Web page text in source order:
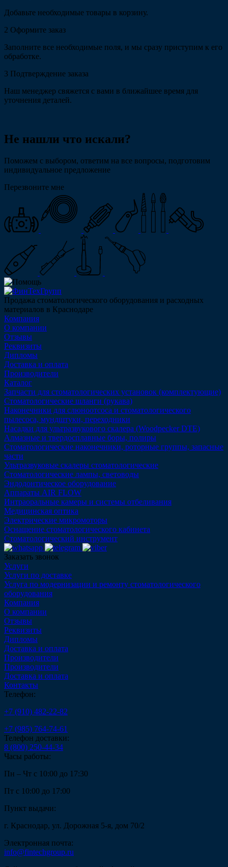
Добавьте необходимые товары в корзину.
2 Оформите заказ
Заполните все необходимые поля, и мы сразу приступим к его
обработке.
3 Подтверждение заказа
Наш менеджер свяжется с вами в ближайшее время для
уточнения деталей.
Не нашли что искали?
Поможем с выбором, ответим на все вопросы, подготовим
индивидуальное предложение
Перезвоните мне
Продажа стоматологического оборудования и расходных
материалов в Краснодаре
Компания
О компании
Отзывы
Реквизиты
Дипломы
Доставка и оплата
Производители
Каталог
Запчасти для стоматологических установок (комплектующие)
Стоматологические шланги (рукава)
Наконечники для слюноотсоса и стоматологического
пылесоса, мундштуки, переходники
Насадки для ультразвукового скалера (Woodpecker DTE)
Алмазные и твердосплавные боры, полиры
Стоматологические наконечники, роторные группы, запасные
части
Ультразвуковые скалеры стоматологические
Стоматологические лампы, световоды
Эндодонтическое оборудование
Аппараты AIR FLOW
Интраоральные камеры и системы отбеливания
Медицинская оптика
Электрические микромоторы
Оснащение стоматологического кабинета
Стоматологический инструмент
Заказать звонок
Услуги
Услуги по доставке
Услуга по модернизации и ремонту стоматологического
оборудования
Компания
О компании
Отзывы
Реквизиты
Дипломы
Доставка и оплата
Производители
Производители
Доставка и оплата
Контакты
Телефон:
+7 (910) 482-22-82
+7 (985) 764-74-61
Телефон доставки:
8 (800) 250-44-34
Часы работы:
Пн – Чт с 10:00 до 17:30
Пт с 10:00 до 17:00
Пункт выдачи:
г. Краснодар, ул. Дорожная 5-я, дом 70/2
Электронная почта:
info@fintechgroup.ru